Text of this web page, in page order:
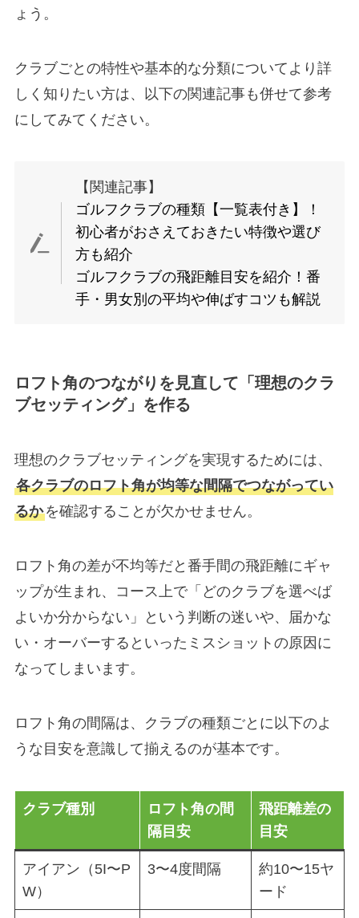
ょう。
クラブごとの特性や基本的な分類についてより詳
しく知りたい方は、以下の関連記事も併せて参考
にしてみてください。
【関連記事】
ゴルフクラブの種類【一覧表付き】！
初心者がおさえておきたい特徴や選び
方も紹介
ゴルフクラブの飛距離目安を紹介！番
手・男女別の平均や伸ばすコツも解説
ロフト角のつながりを見直して「理想のクラ
ブセッティング」を作る
理想のクラブセッティングを実現するためには、
各クラブのロフト角が均等な間隔でつながってい
るかを確認することが欠かせません。
ロフト角の差が不均等だと番手間の飛距離にギャ
ップが生まれ、コース上で「どのクラブを選べば
よいか分からない」という判断の迷いや、届かな
い・オーバーするといったミスショットの原因に
なってしまいます。
ロフト角の間隔は、クラブの種類ごとに以下のよ
うな目安を意識して揃えるのが基本です。
クラブ種別
ロフト角の間
隔目安
飛距離差の
目安
アイアン（5I〜P
W）
3〜4度間隔
約10〜15ヤ
ード